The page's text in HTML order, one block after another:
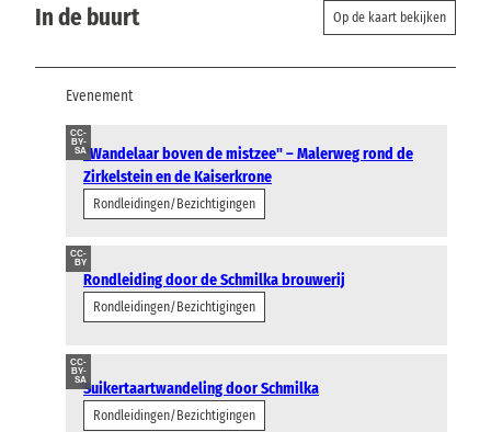
In de buurt Op de kaart bekijken
Evenement
CC-
BY-
SA"Wandelaar boven de mistzee" – Malerweg rond de
Zirkelstein en de Kaiserkrone
Rondleidingen/Bezichtigingen
CC-
BY
Rondleiding door de Schmilka brouwerij
Rondleidingen/Bezichtigingen
CC-
BY-
SASuikertaartwandeling door Schmilka
Rondleidingen/Bezichtigingen